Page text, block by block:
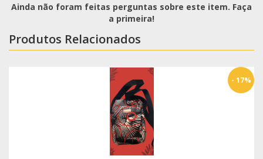
Ainda não foram feitas perguntas sobre este item. Faça
a primeira!
Produtos Relacionados
- 17%